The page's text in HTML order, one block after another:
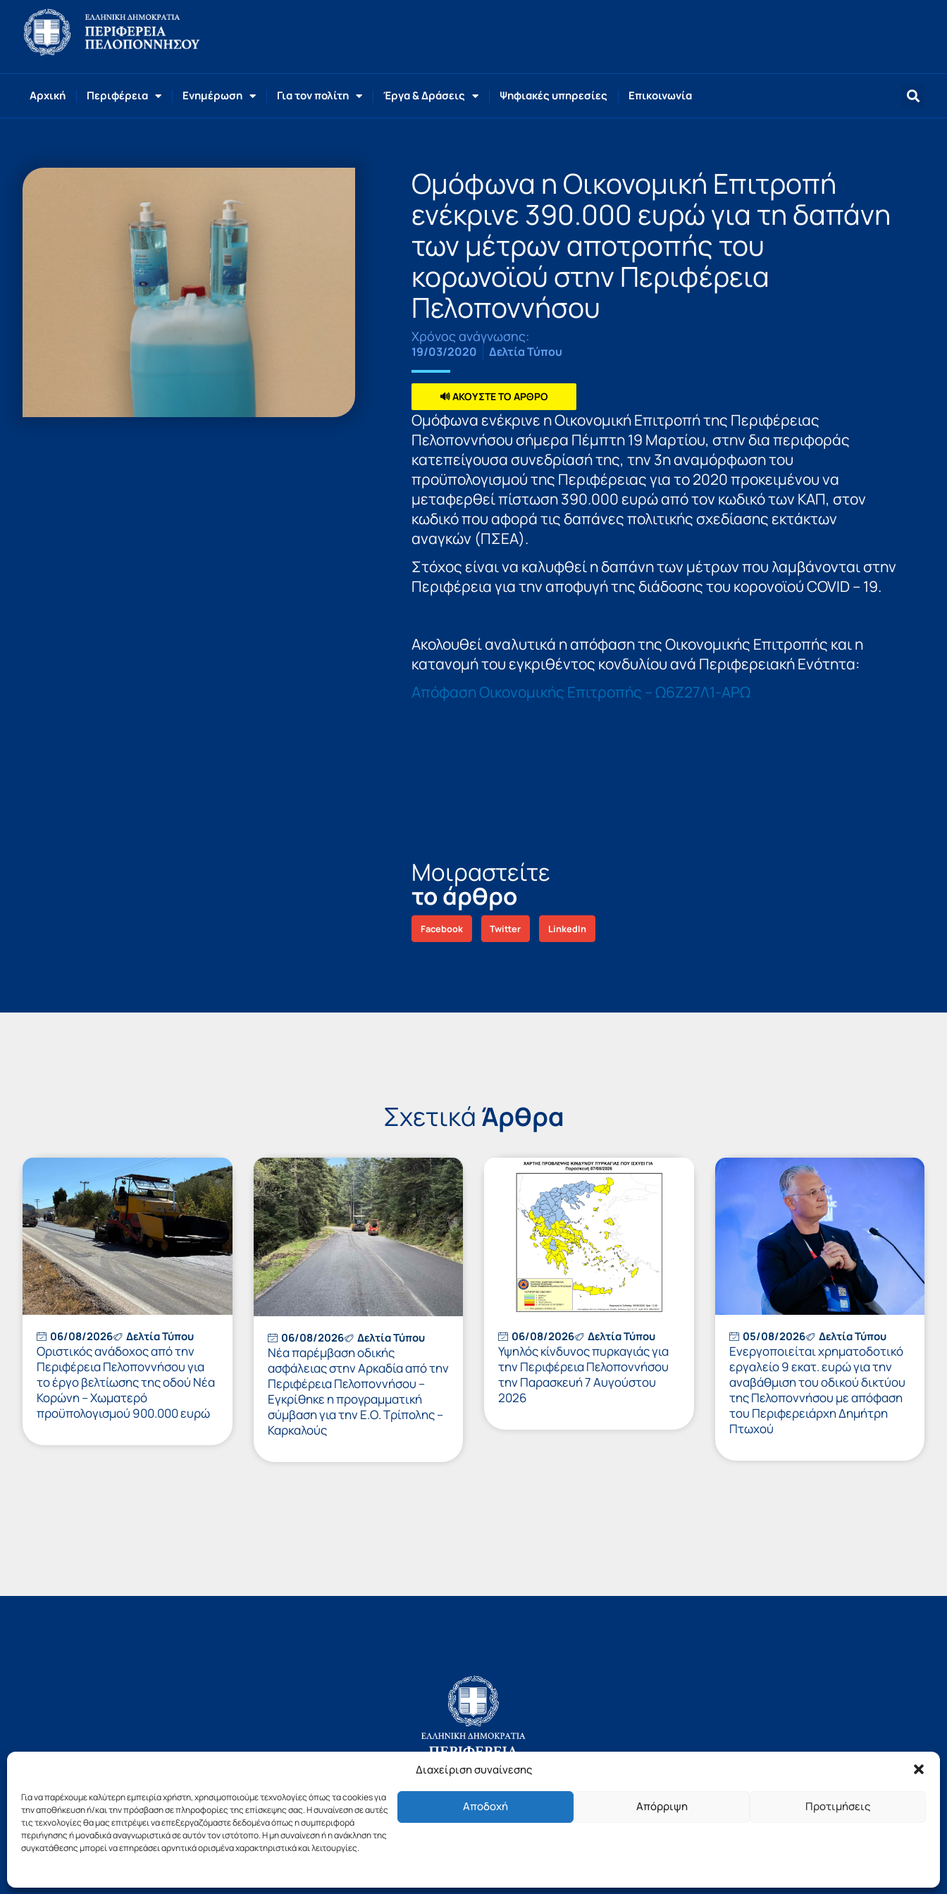
Διαχείριση συναίνεσης
Για να παρέχουμε καλύτερη εμπειρία χρήστη, χρησιμοποιούμε τεχνολογίες όπως τα cookies για
την αποθήκευση ή/και την πρόσβαση σε πληροφορίες της επίσκεψης σας. Η συναίνεση σε αυτές
τις τεχνολογίες θα μας επιτρέψει να επεξεργαζόμαστε δεδομένα όπως η συμπεριφορά
περιήγησης ή μοναδικά αναγνωριστικά σε αυτόν τον ιστότοπο. Η μη συναίνεση ή η ανάκληση της
συγκατάθεσης μπορεί να επηρεάσει αρνητικά ορισμένα χαρακτηριστικά και λειτουργίες.
Αποδοχή Απόρριψη Προτιμήσεις
Αρχική Περιφέρεια Ενημέρωση Για τον πολίτη Έργα & Δράσεις Ψηφιακές υπηρεσίες Επικοινωνία
Ομόφωνα η Οικονομική Επιτροπή
ενέκρινε 390.000 ευρώ για τη δαπάνη
των μέτρων αποτροπής του
κορωνοϊού στην Περιφέρεια
Πελοποννήσου
Χρόνος ανάγνωσης:
19/03/2020 Δελτία Τύπου
🔊 ΑΚΟΥΣΤΕ ΤΟ ΑΡΘΡΟ
Ομόφωνα ενέκρινε η Οικονομική Επιτροπή της Περιφέρειας
Πελοποννήσου σήμερα Πέμπτη 19 Μαρτίου, στην δια περιφοράς
κατεπείγουσα συνεδρίασή της, την 3η αναμόρφωση του
προϋπολογισμού της Περιφέρειας για το 2020 προκειμένου να
μεταφερθεί πίστωση 390.000 ευρώ από τον κωδικό των ΚΑΠ, στον
κωδικό που αφορά τις δαπάνες πολιτικής σχεδίασης εκτάκτων
αναγκών (ΠΣΕΑ).
Στόχος είναι να καλυφθεί η δαπάνη των μέτρων που λαμβάνονται στην
Περιφέρεια για την αποφυγή της διάδοσης του κορονοϊού COVID – 19.
Ακολουθεί αναλυτικά η απόφαση της Οικονομικής Επιτροπής και η
κατανομή του εγκριθέντος κονδυλίου ανά Περιφερειακή Ενότητα:
Aπόφαση Οικονομικής Επιτροπής – Ω6Ζ27Λ1-ΑΡΩ
Μοιραστείτε
το άρθρο
Facebook Twitter LinkedIn
Σχετικά Άρθρα
06/08/2026 Δελτία Τύπου
Οριστικός ανάδοχος από την
Περιφέρεια Πελοποννήσου για
το έργο βελτίωσης της οδού Νέα
Κορώνη – Χωματερό
προϋπολογισμού 900.000 ευρώ
06/08/2026 Δελτία Τύπου
Νέα παρέμβαση οδικής
ασφάλειας στην Αρκαδία από την
Περιφέρεια Πελοποννήσου –
Εγκρίθηκε η προγραμματική
σύμβαση για την Ε.Ο. Τρίπολης –
Καρκαλούς
06/08/2026 Δελτία Τύπου
Υψηλός κίνδυνος πυρκαγιάς για
την Περιφέρεια Πελοποννήσου
την Παρασκευή 7 Αυγούστου
2026
05/08/2026 Δελτία Τύπου
Ενεργοποιείται χρηματοδοτικό
εργαλείο 9 εκατ. ευρώ για την
αναβάθμιση του οδικού δικτύου
της Πελοποννήσου με απόφαση
του Περιφερειάρχη Δημήτρη
Πτωχού
Copyright © 2019 Περιφέρεια Πελοποννήσου.
Σχεδιασμός & Υλοποίηση από τηνλimeframeγια την Περιφέρεια Πελοποννήσου